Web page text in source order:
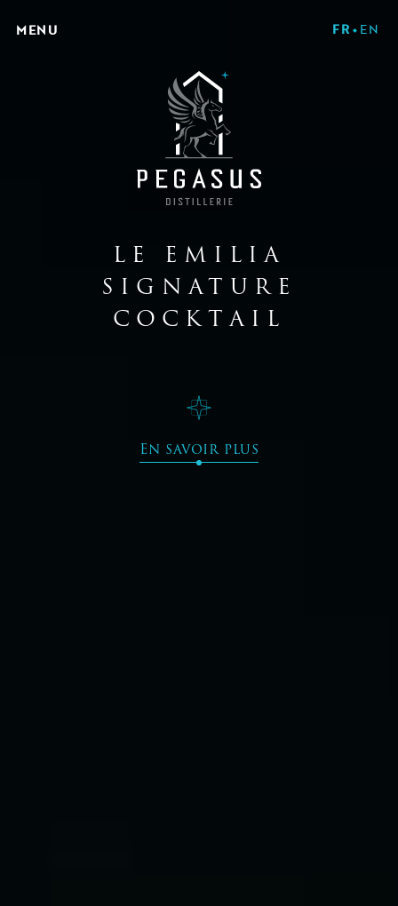
MENU FR EN
LE EMILIA
SIGNATURE
COCKTAIL
En savoir plus